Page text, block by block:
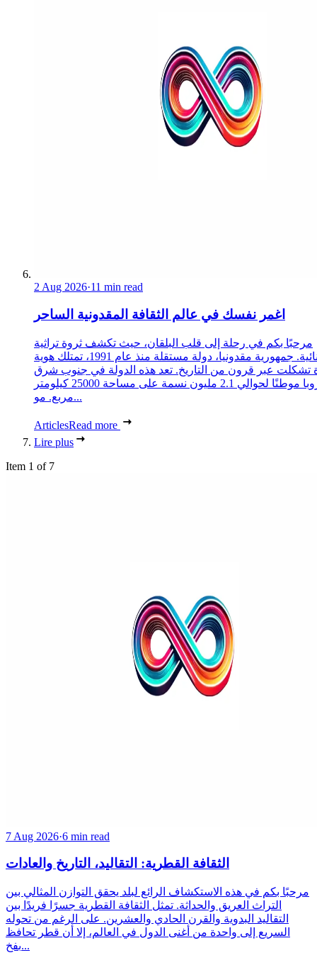
2 Aug 2026·11 min read
اغمر نفسك في عالم الثقافة المقدونية الساحر
مرحبًا بكم في رحلة إلى قلب البلقان، حيث تكشف ثروة تراثية
استثنائية. جمهورية مقدونيا، دولة مستقلة منذ عام 1991، تمتلك هوية
تشكلت عبر قرون من التاريخ. تعد هذه الدولة في جنوب شرق
أوروبا موطنًا لحوالي 2.1 مليون نسمة على مساحة 25000 كيلومتر
مربع. مو...
ArticlesRead more
Lire plus
Item 1 of 7
7 Aug 2026·6 min read
الثقافة القطرية: التقاليد، التاريخ والعادات
مرحبًا بكم في هذه الاستكشاف الرائع لبلد يحقق التوازن المثالي بين
التراث العريق والحداثة. تمثل الثقافة القطرية جسرًا فريدًا بين
التقاليد البدوية والقرن الحادي والعشرين. على الرغم من تحوله
السريع إلى واحدة من أغنى الدول في العالم، إلا أن قطر تحافظ
بفخ...